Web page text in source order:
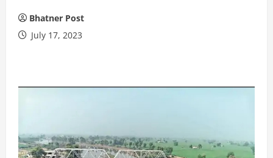
Bhatner Post
July 17, 2023